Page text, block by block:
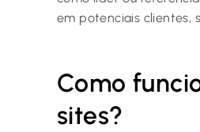
em potenciais clientes,
Como
sites?